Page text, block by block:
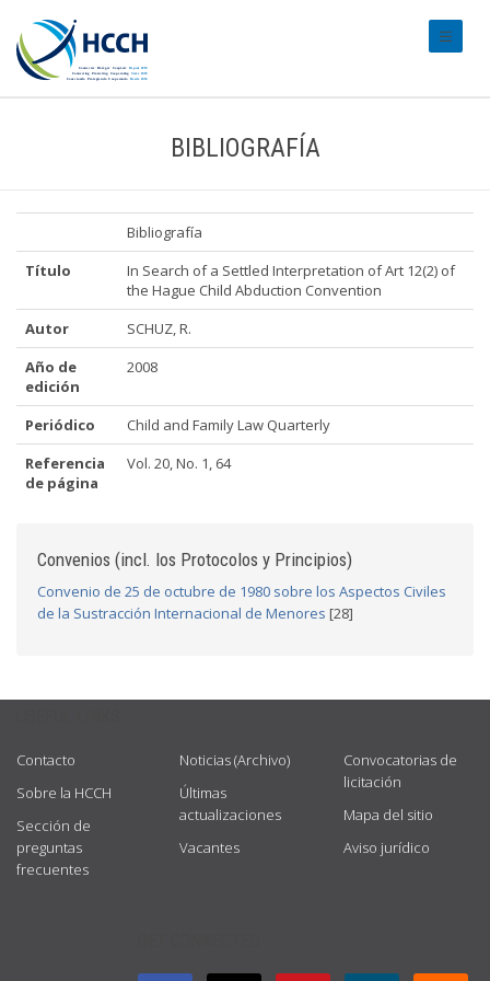
BIBLIOGRAFÍA
Bibliografía
Título
In Search of a Settled Interpretation of Art 12(2) of
the Hague Child Abduction Convention
Autor
SCHUZ, R.
Año de
edición
2008
Periódico
Child and Family Law Quarterly
Referencia
de página
Vol. 20, No. 1, 64
Convenios (incl. los Protocolos y Principios)
Convenio de 25 de octubre de 1980 sobre los Aspectos Civiles
de la Sustracción Internacional de Menores [28]
Contacto
Sobre la HCCH
Sección de
preguntas
frecuentes
Noticias (Archivo)
Últimas
actualizaciones
Vacantes
Convocatorias de
licitación
Mapa del sitio
Aviso jurídico